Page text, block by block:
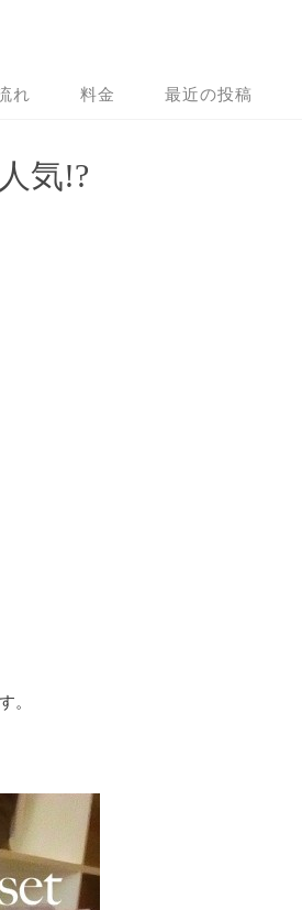
れ 料金 最近の投稿
気!?
。